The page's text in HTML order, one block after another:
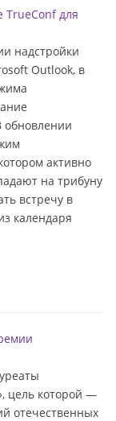
TrueConf для
надстройки
Outlook, в
обновлении
активно
на трибуну
встречу в
календаря
цель которой —
отечественных